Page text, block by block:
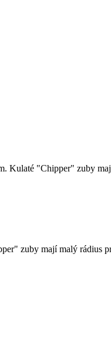
Kulaté "Chipper" zuby
zuby mají malý rádius